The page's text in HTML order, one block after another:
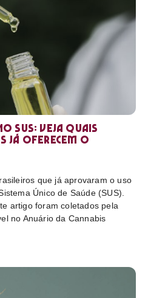
SUS: veja quais
já oferecem o
que já aprovaram o uso
Único de Saúde (SUS).
artigo foram coletados pela
no Anuário da Cannabis